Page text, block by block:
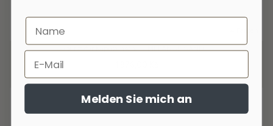
Gebürsteter Kapuzenschal - MELANGE SAND 181
Melden Sie mich an